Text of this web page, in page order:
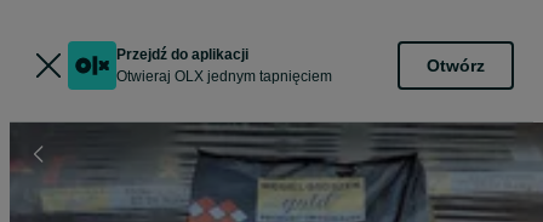
Przejdź do aplikacji
Otwieraj OLX jednym tapnięciem
Otwórz